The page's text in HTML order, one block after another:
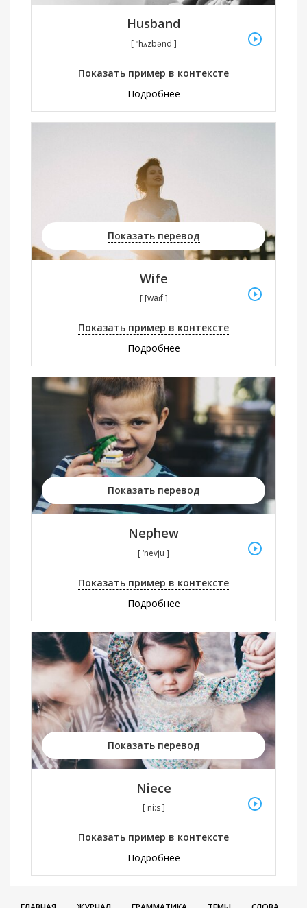
Husband
[ ˈhʌzbənd ]
Показать пример в контексте
Подробнее
Показать перевод
Wife
[ [waɪf ]
Показать пример в контексте
Подробнее
Показать перевод
Nephew
[ ‘nevju ]
Показать пример в контексте
Подробнее
Показать перевод
Niece
[ ni:s ]
Показать пример в контексте
Подробнее